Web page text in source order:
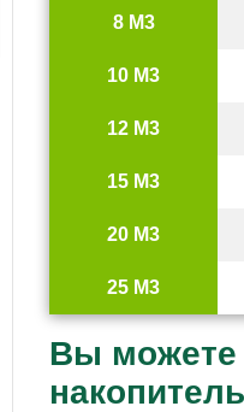
8 М3
10 М3
12 М3
15 М3
20 М3
25 М3
Вы можете